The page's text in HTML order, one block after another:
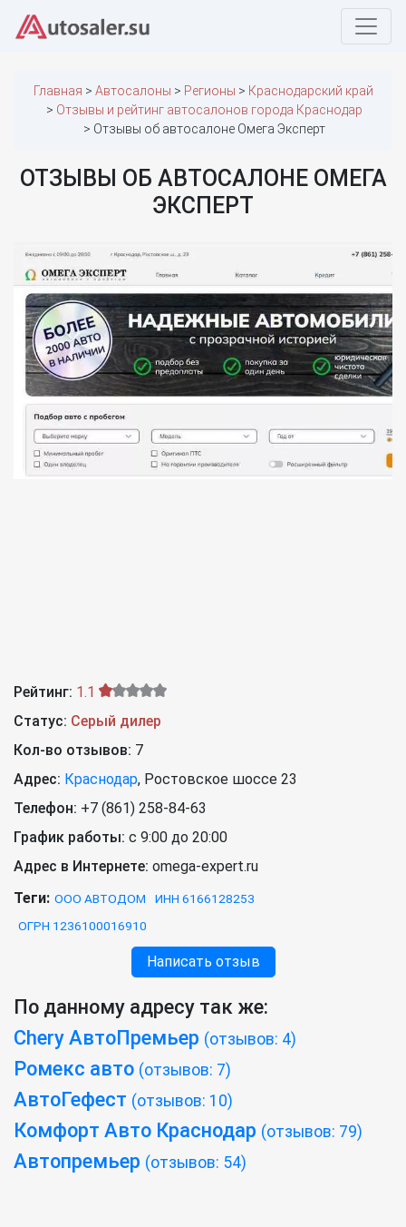
Главная Автосалоны Регионы
Краснодарский край
Отзывы и рейтинг автосалонов города Краснодар
Отзывы об автосалоне Омега Эксперт
ОТЗЫВЫ ОБ АВТОСАЛОНЕ ОМЕГА
ЭКСПЕРТ
Рейтинг: 1.1
Статус: Серый дилер
Кол-во отзывов: 7
Адрес: Краснодар, Ростовское шоссе 23
Телефон: +7 (861) 258-84-63
График работы: с 9:00 до 20:00
Адрес в Интернете: omega-expert.ru
Теги: ООО АВТОДОМ
ИНН 6166128253
ОГРН 1236100016910
Написать отзыв
По данному адресу так же:
Chery АвтоПремьер (отзывов: 4)
Ромекс авто (отзывов: 7)
АвтоГефест (отзывов: 10)
Комфорт Авто Краснодар (отзывов: 79)
Автопремьер (отзывов: 54)